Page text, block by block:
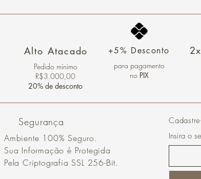
Alto Atacado
Pedido mínimo
R$3.000,00
20% de desconto
+5% Desconto
para pagamento
no PIX
Segurança
Ambiente 100% Seguro.
Sua Informação é Protegida
Pela Criptografia SSL 256-Bit.
Insira o